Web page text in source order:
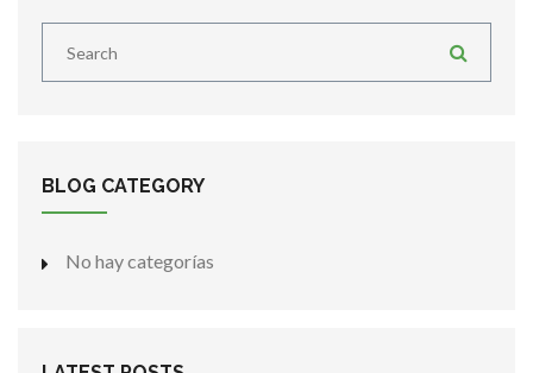
BLOG CATEGORY
No hay categorías